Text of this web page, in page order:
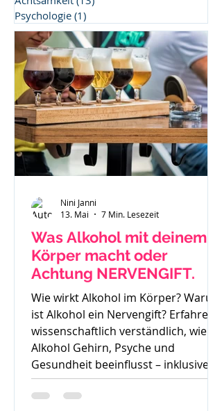
Psychologie (1)
Was Alkohol mit deinem
Körper macht oder
Achtung NERVENGIFT.
Wie wirkt Alkohol im Körper? Warum
ist Alkohol ein Nervengift? Erfahre
wissenschaftlich verständlich, wie
Alkohol Gehirn, Psyche und
Gesundheit beeinflusst – inklusive
Sucht, Craving und Trinkertypen
nach Jellinek.
Nini Janni
13. Mai
7 Min. Lesezeit